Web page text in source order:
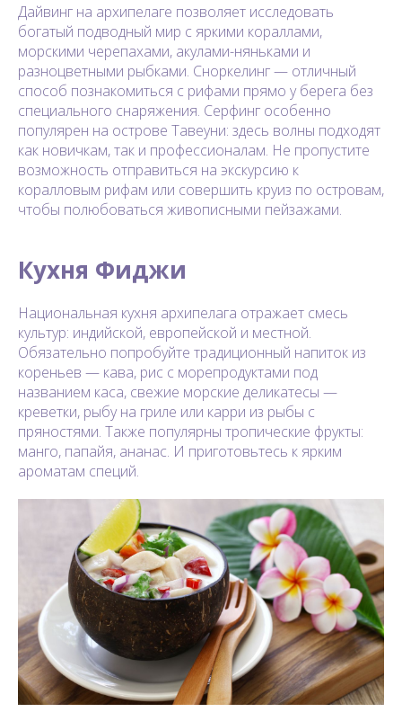
Дайвинг на архипелаге позволяет исследовать
богатый подводный мир с яркими кораллами,
морскими черепахами, акулами-няньками и
разноцветными рыбками. Сноркелинг — отличный
способ познакомиться с рифами прямо у берега без
специального снаряжения. Серфинг особенно
популярен на острове Тавеуни: здесь волны подходят
как новичкам, так и профессионалам. Не пропустите
возможность отправиться на экскурсию к
коралловым рифам или совершить круиз по островам,
чтобы полюбоваться живописными пейзажами.
Кухня Фиджи
Национальная кухня архипелага отражает смесь
культур: индийской, европейской и местной.
Обязательно попробуйте традиционный напиток из
кореньев — кава, рис с морепродуктами под
названием каса, свежие морские деликатесы —
креветки, рыбу на гриле или карри из рыбы с
пряностями. Также популярны тропические фрукты:
манго, папайя, ананас. И приготовьтесь к ярким
ароматам специй.